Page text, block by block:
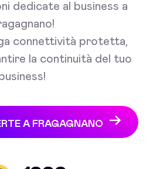
dedicate al business a
connettività protetta,
la continuità del tuo
business!
A FRAGAGNANO